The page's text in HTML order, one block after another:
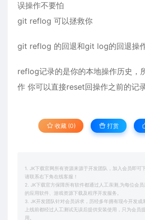
误操作不要怕
git reflog 可以拯救你
git reflog 的回退和git log的回退操
reflog记录的是你的本地操作历史，
作 你可以直接reset回操作之前的记
收藏 (0) 打赏
1. JK下载官网所有资源来源于开发团队，加入会员即可
请联系右下角在线客服！
2. JK下载官方保障所有软件都通过人工亲测,为每位会
的应用软件、游戏资源下载及程序开发服务。
3. JK开发团队针对会员诉求，历经多年拥有现今开发成
上线前都经过人工测试无误后提供安装使用，只为会员
用。